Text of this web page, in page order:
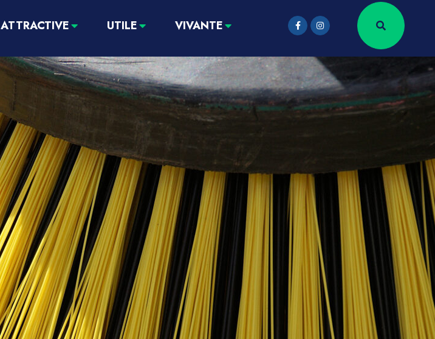
ATTRACTIVE UTILE VIVANTE